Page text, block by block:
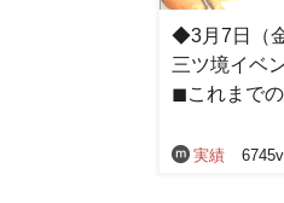
◆3月7日（
三ツ境イベ
◼︎これまで
実績